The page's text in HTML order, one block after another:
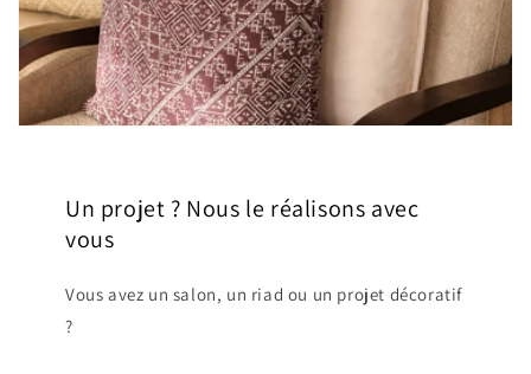
Un projet ? Nous le réalisons avec
vous
Vous avez un salon, un riad ou un projet décoratif
?